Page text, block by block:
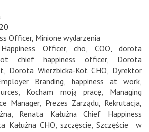
Officer, Minione wydarzenia
Officer, cho, COO, dorota
chief happiness officer, Dorota
, Dorota Wierzbicka-Kot CHO, Dyrektor
Branding, happiness at work,
, Kocham moją pracę, Managing
Manager, Prezes Zarządu, Rekrutacja,
, Renata Kałużna Chief Happiness
Kałużna CHO,szczęscie,Szczęście w